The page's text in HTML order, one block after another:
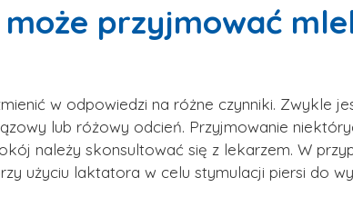
przyjmować
w odpowiedzi na różne czynniki. Zwykle
lub różowy odcień. Przyjmowanie
należy skonsultować się z lekarzem. W
użyciu laktatora w celu stymulacji piersi do